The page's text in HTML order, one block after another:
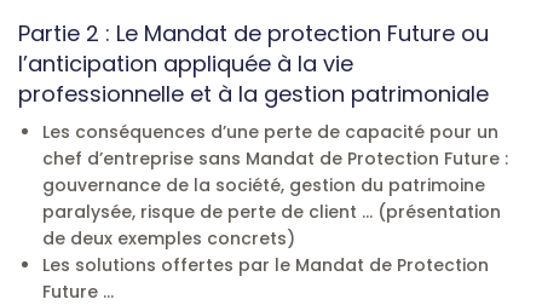
Partie 2 : Le Mandat de protection Future ou
l’anticipation appliquée à la vie
professionnelle et à la gestion patrimoniale
Les conséquences d’une perte de capacité pour un
chef d’entreprise sans Mandat de Protection Future :
gouvernance de la société, gestion du patrimoine
paralysée, risque de perte de client … (présentation
de deux exemples concrets)
Les solutions offertes par le Mandat de Protection
Future …